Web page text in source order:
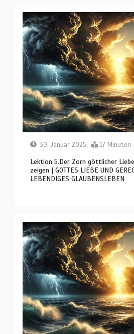
30. Januar 2025 17 Minuten
Lektion 5.Der Zorn göttlicher
zeigen | GOTTES LIEBE UND
LEBENDIGES GLAUBENSLEBEN